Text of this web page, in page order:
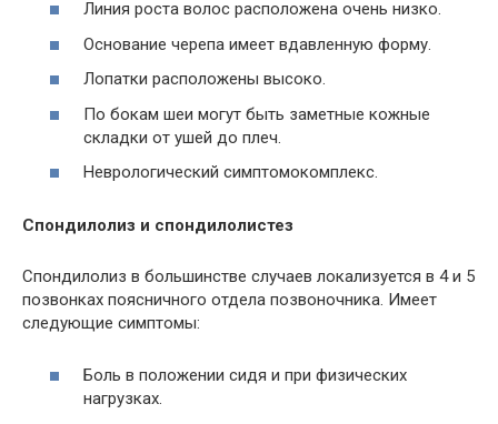
Линия роста волос расположена очень низко.
Основание черепа имеет вдавленную форму.
Лопатки расположены высоко.
По бокам шеи могут быть заметные кожные
складки от ушей до плеч.
Неврологический симптомокомплекс.
Спондилолиз и спондилолистез
Спондилолиз в большинстве случаев локализуется в 4 и 5
позвонках поясничного отдела позвоночника. Имеет
следующие симптомы:
Боль в положении сидя и при физических
нагрузках.